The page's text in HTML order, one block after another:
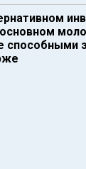
способными